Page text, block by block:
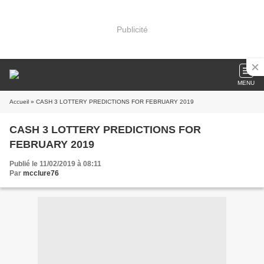
Publicité
MENU
Accueil » CASH 3 LOTTERY PREDICTIONS FOR FEBRUARY 2019
CASH 3 LOTTERY PREDICTIONS FOR
FEBRUARY 2019
Publié le 11/02/2019 à 08:11
Par mcclure76